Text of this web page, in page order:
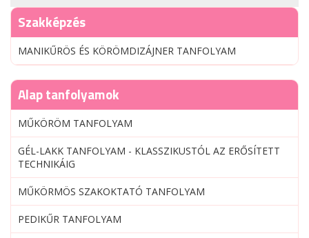
Szakképzés
MANIKŰRÖS ÉS KÖRÖMDIZÁJNER TANFOLYAM
Alap tanfolyamok
MŰKÖRÖM TANFOLYAM
GÉL-LAKK TANFOLYAM - KLASSZIKUSTÓL AZ ERŐSÍTETT
TECHNIKÁIG
MŰKÖRMÖS SZAKOKTATÓ TANFOLYAM
PEDIKŰR TANFOLYAM